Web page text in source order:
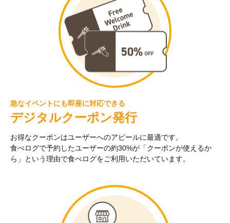
急なイベントにも即座に対応できる
デジタルクーポン発行
お得なクーポンはユーザーへのアピールに最適です。
食べログで予約したユーザーの約30%が「クーポンが使えるか
ら」という理由で食べログをご利用いただいています。